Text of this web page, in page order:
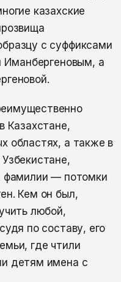
казахские
с суффиксами
Иманбергеновым, а
Казахстане,
областях, а также в
фамилии — потомки
Кем он был,
любой,
по составу, его
где чтили
детям имена с